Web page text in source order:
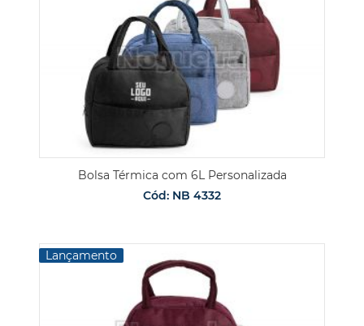
Bolsa Térmica com 6L Personalizada
Cód: NB 4332
Lançamento